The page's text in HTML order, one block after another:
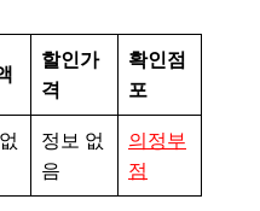
할인가
격
확인점
포
정보 없
음
의정부
점